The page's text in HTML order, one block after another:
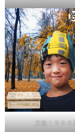
京急１０００